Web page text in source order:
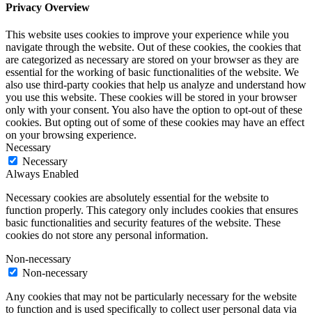
Privacy Overview
This website uses cookies to improve your experience while you
navigate through the website. Out of these cookies, the cookies that
are categorized as necessary are stored on your browser as they are
essential for the working of basic functionalities of the website. We
also use third-party cookies that help us analyze and understand how
you use this website. These cookies will be stored in your browser
only with your consent. You also have the option to opt-out of these
cookies. But opting out of some of these cookies may have an effect
on your browsing experience.
Necessary
Necessary
Always Enabled
Necessary cookies are absolutely essential for the website to
function properly. This category only includes cookies that ensures
basic functionalities and security features of the website. These
cookies do not store any personal information.
Non-necessary
Non-necessary
Any cookies that may not be particularly necessary for the website
to function and is used specifically to collect user personal data via